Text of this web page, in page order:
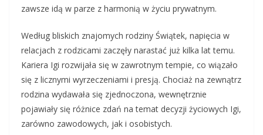
zawsze idą w parze z harmonią w życiu prywatnym.
Według bliskich znajomych rodziny Świątek, napięcia w
relacjach z rodzicami zaczęły narastać już kilka lat temu.
Kariera Igi rozwijała się w zawrotnym tempie, co wiązało
się z licznymi wyrzeczeniami i presją. Chociaż na zewnątrz
rodzina wydawała się zjednoczona, wewnętrznie
pojawiały się różnice zdań na temat decyzji życiowych Igi,
zarówno zawodowych, jak i osobistych.